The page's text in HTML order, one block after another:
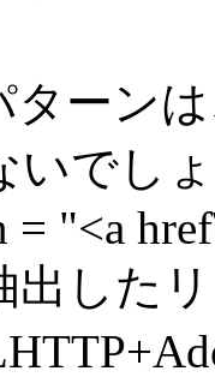
ターン
いでし
= "<a
出した